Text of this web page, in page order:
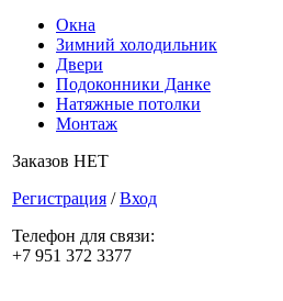
Окна
Зимний холодильник
Двери
Подоконники Данке
Натяжные потолки
Монтаж
Заказов НЕТ
Регистрация /Вход
Телефон для связи:
+7 951 372 3377